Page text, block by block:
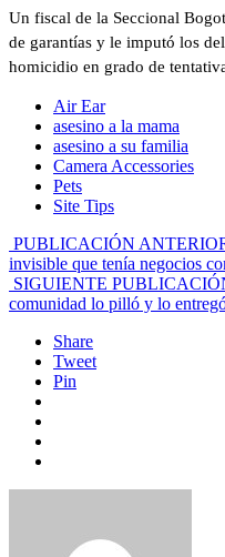
Un fiscal de la Seccional
de garantías y le imputó los
homicidio en grado de
Air Ear
asesino a la mama
asesino a su familia
Camera Accessories
Pets
Site Tips
PUBLICACIÓN
invisible que tenía negocios
SIGUIENTE
comunidad lo pilló y lo
Share
Tweet
Pin